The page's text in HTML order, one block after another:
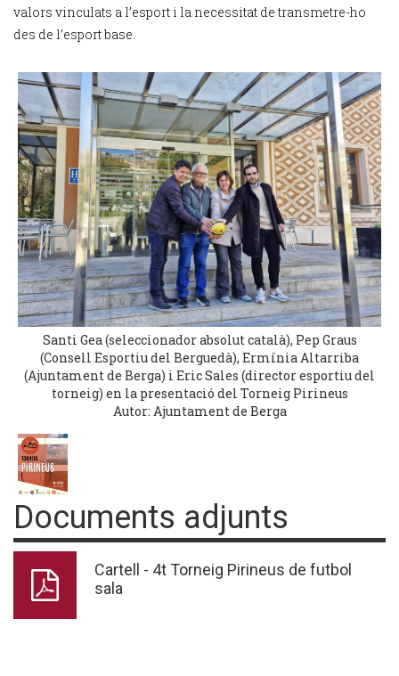
valors vinculats a l’esport i la necessitat de transmetre-ho
des de l’esport base.
Santi Gea (seleccionador absolut català), Pep Graus
(Consell Esportiu del Berguedà), Ermínia Altarriba
(Ajuntament de Berga) i Eric Sales (director esportiu del
torneig) en la presentació del Torneig Pirineus
Autor: Ajuntament de Berga
Documents adjunts
Cartell - 4t Torneig Pirineus de futbol
sala